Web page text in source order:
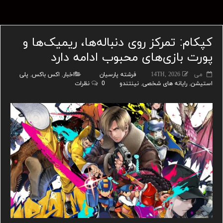
کپکام: تمرکز روی دنباله‌ها، ریمیک‌ها و
پورت‌ بازی‌های محبوب ادامه دارد
می 14TH, 2026 فرشته پارسیان اخبار, اکس باکس, پلی
استیشن, رایانه های شخصی, نینتندو 0 نظرات